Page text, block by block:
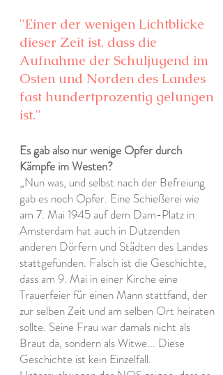
"Einer der wenigen Lichtblicke
dieser Zeit ist, dass die
Aufnahme der Schuljugend im
Osten und Norden des Landes
fast hundertprozentig gelungen
ist."
Es gab also nur wenige Opfer durch
Kämpfe im Westen?
„Nun was, und selbst nach der Befreiung
gab es noch Opfer. Eine Schießerei wie
am 7. Mai 1945 auf dem Dam-Platz in
Amsterdam hat auch in Dutzenden
anderen Dörfern und Städten des Landes
stattgefunden. Falsch ist die Geschichte,
dass am 9. Mai in einer Kirche eine
Trauerfeier für einen Mann stattfand, der
zur selben Zeit und am selben Ort heiraten
sollte. Seine Frau war damals nicht als
Braut da, sondern als Witwe... Diese
Geschichte ist kein Einzelfall.